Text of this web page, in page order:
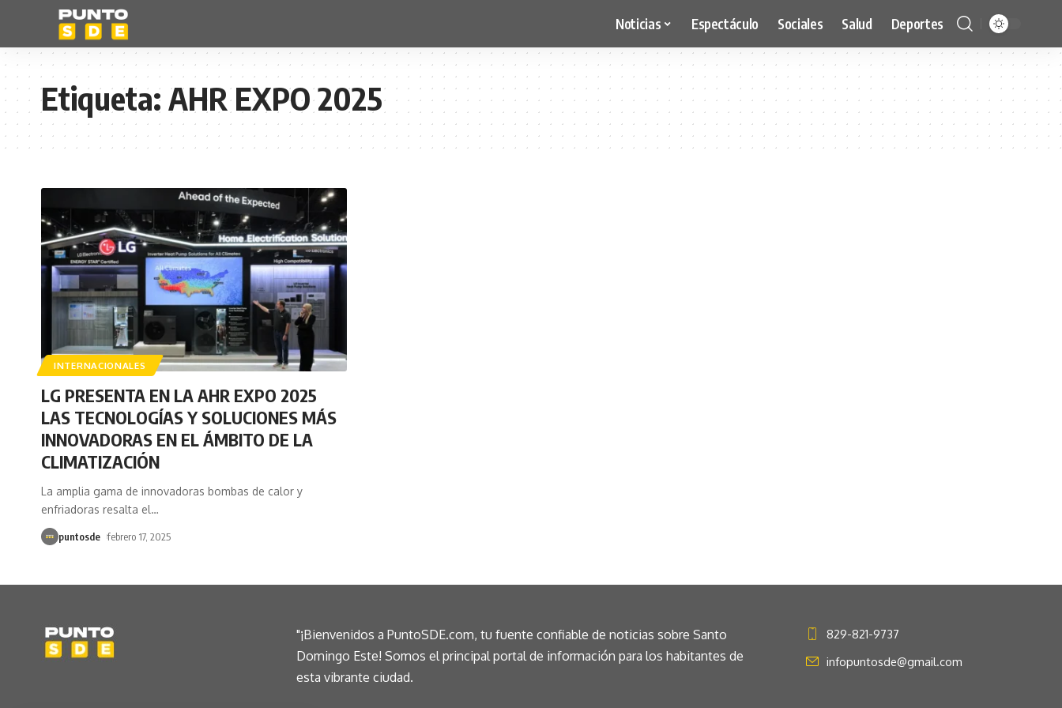
Noticias Espectáculo Sociales Salud Deportes
Etiqueta: AHR EXPO 2025
INTERNACIONALES
LG PRESENTA EN LA AHR EXPO 2025
LAS TECNOLOGÍAS Y SOLUCIONES MÁS
INNOVADORAS EN EL ÁMBITO DE LA
CLIMATIZACIÓN
La amplia gama de innovadoras bombas de calor y
enfriadoras resalta el…
puntosde febrero 17, 2025
"¡Bienvenidos a PuntoSDE.com, tu fuente confiable de noticias sobre Santo
Domingo Este! Somos el principal portal de información para los habitantes de
esta vibrante ciudad.
829-821-9737
infopuntosde@gmail.com